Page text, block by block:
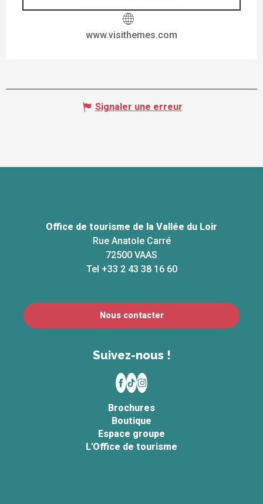
www.visithemes.com
Signaler une erreur
Office de tourisme de la Vallée du Loir
Rue Anatole Carré
72500 VAAS
Tel +33 2 43 38 16 60
Nous contacter
Suivez-nous !
Brochures
Boutique
Espace groupe
L'Office de tourisme